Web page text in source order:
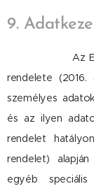
9.
Az
rendelete
személyes
és az ilyen
rendelet
rendelet)
egyéb